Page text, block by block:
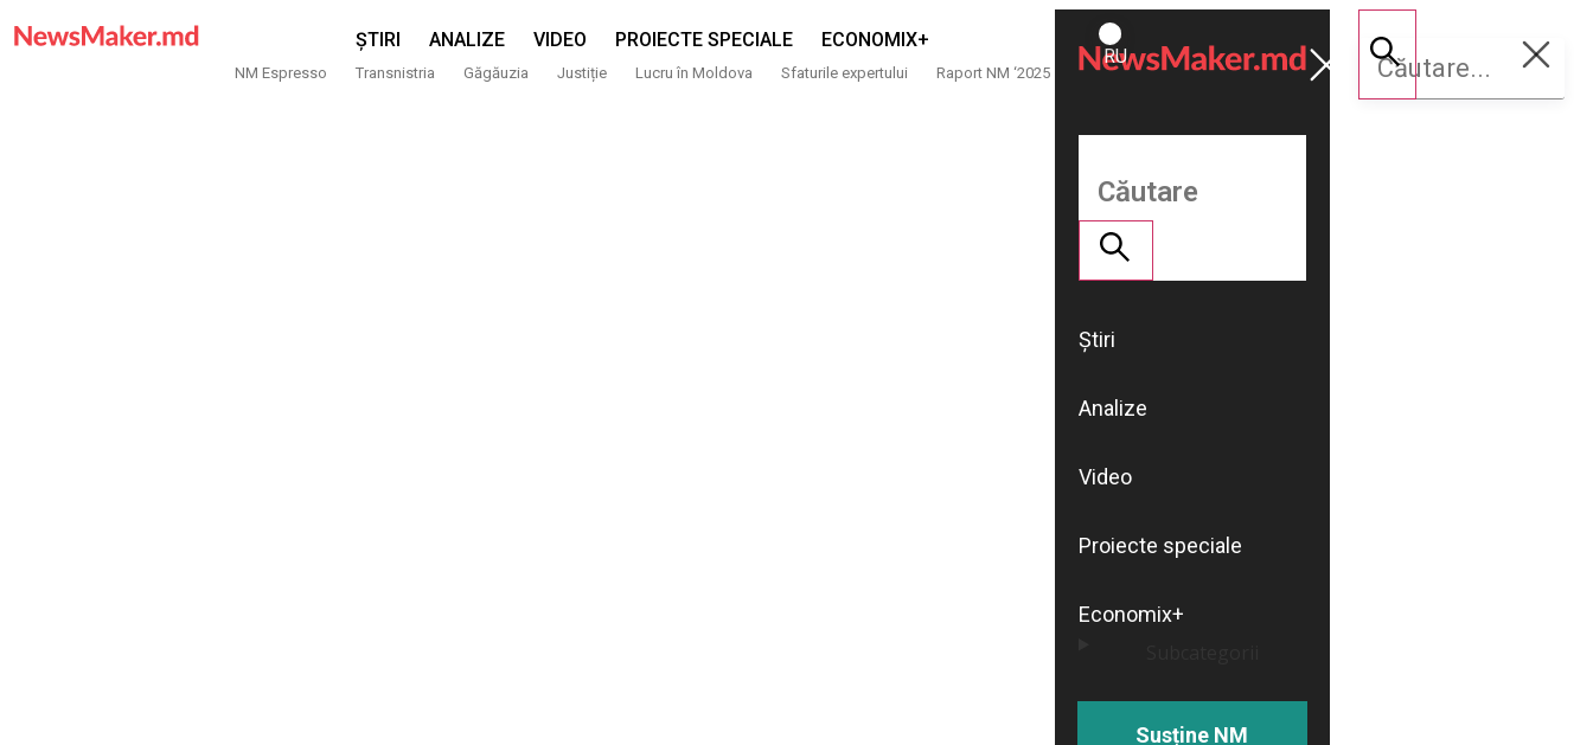
ȘTIRI ANALIZE VIDEO PROIECTE SPECIALE ECONOMIX+
NM Espresso Transnistria Găgăuzia Justiție Lucru în Moldova Sfaturile expertului Raport NM ‘2025
ROMÂNĂ
RU
Susține
NM
Știri
Analize
Video
Proiecte speciale
Economix+
Susține NM